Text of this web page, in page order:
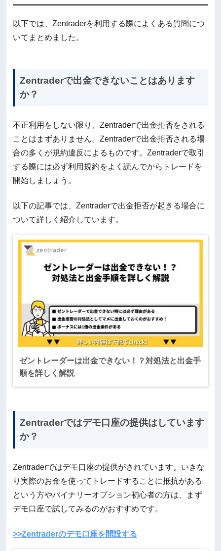
以下では、Zentraderを利用する際によくある質問につ
いてまとめました。
Zentraderで出金できないことはあります
か？
不正利用をしない限り、Zentraderで出金拒否をされる
ことはまずありません。Zentraderで出金拒否される場
合の多くが規約違反によるものです。Zentraderで取引
する際には必ず利用規約をよく読んでからトレードを
開始しましょう。
以下の記事では、Zentraderで出金拒否が起きる場合に
ついて詳しく紹介しています。
ゼントレーダーは出金できない！？対処法と出金手
順を詳しく解説
Zentraderではデモ口座の提供はしています
か？
Zentraderではデモ口座の提供がされています。いきな
り実際のお金を使ってトレードすることに抵抗がある
という方やバイナリーオプション初心者の方は、まず
デモ口座で試してみるのがおすすめです。
>>Zentraderのデモ口座を開設する